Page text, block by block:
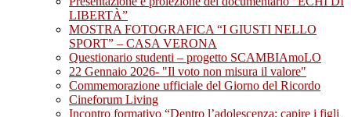
LIBERTÀ”
MOSTRA FOTOGRAFICA “I GIUSTI NELLO
SPORT” – CASA VERONA
Questionario studenti – progetto SCAMBIAmoLO
22 Gennaio 2026- "Il voto non misura il valore"
Commemorazione ufficiale del Giorno del Ricordo
Cineforum Living
Incontro formativo “Dentro l’adolescenza: capire i figli